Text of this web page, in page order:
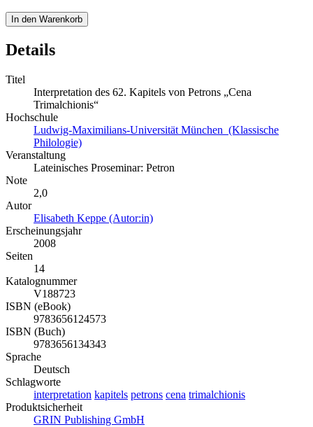
In den Warenkorb
Details
Titel
Interpretation des 62. Kapitels von Petrons „Cena
Trimalchionis“
Hochschule
Ludwig-Maximilians-Universität München (Klassische
Philologie)
Veranstaltung
Lateinisches Proseminar: Petron
Note
2,0
Autor
Elisabeth Keppe (Autor:in)
Erscheinungsjahr
2008
Seiten
14
Katalognummer
V188723
ISBN (eBook)
9783656124573
ISBN (Buch)
9783656134343
Sprache
Deutsch
Schlagworte
interpretation kapitels petrons cena trimalchionis
Produktsicherheit
GRIN Publishing GmbH